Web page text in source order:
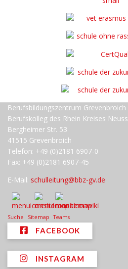
Berufsbildungszentrum Grevenbroich
Berufskolleg des Rhein Kreises Neuss
Bergheimer Str. 53
41515 Grevenbroich
Telefon: +49 (0)2181 6907-0
Fax: +49 (0)2181 6907-45
E-Mail: schulleitung@bbz-gv.de
Suche Sitemap Teams
FACEBOOK
INSTAGRAM